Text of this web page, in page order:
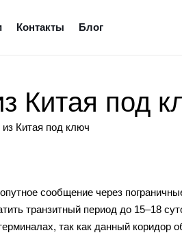
Контакты Блог
Китая под
из Китая под ключ
сообщение через
транзитный период до 15–18
так как данный коридор